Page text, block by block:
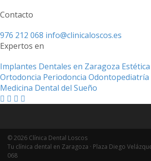
Contacto
976 212 068 info@clinicaloscos.es
Expertos en
Implantes Dentales en Zaragoza
Ortodoncia Periodoncia Odontopediatría
Medicina Dental del Sueño
© 2026 Clínica Dental Loscos
Tu clínica dental en Zaragoza · Plaza Diego
068